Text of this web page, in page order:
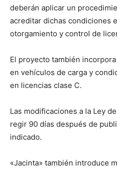
deberán aplicar un
acreditar dichas condiciones
otorgamiento y control de
El proyecto también
en vehículos de carga y
en licencias clase C.
Las modificaciones a la Ley
regir 90 días después de
indicado.
«Jacinta» también introduce